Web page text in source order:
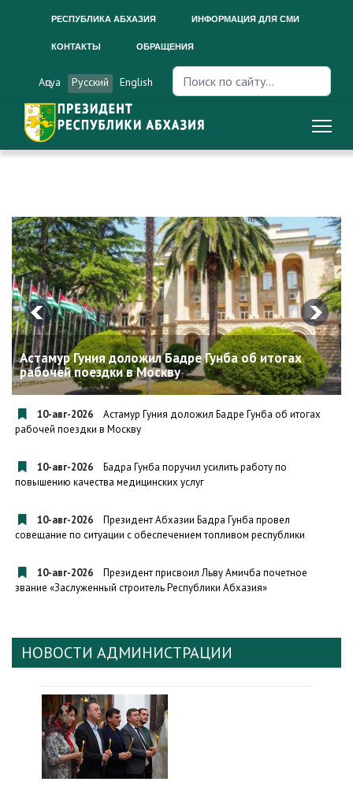
РЕСПУБЛИКА АБХАЗИЯ ИНФОРМАЦИЯ ДЛЯ СМИ
КОНТАКТЫ ОБРАЩЕНИЯ
Аԥсуа Русский English
Астамур Гуния доложил Бадре Гунба об итогах
рабочей поездки в Москву
10-авг-2026
Астамур Гуния доложил Бадре Гунба об итогах
рабочей поездки в Москву
10-авг-2026
Бадра Гунба поручил усилить работу по
повышению качества медицинских услуг
10-авг-2026
Президент Абхазии Бадра Гунба провел
совещание по ситуации с обеспечением топливом республики
10-авг-2026
Президент присвоил Льву Амичба почетное
звание «Заслуженный строитель Республики Абхазия»
НОВОСТИ АДМИНИСТРАЦИИ